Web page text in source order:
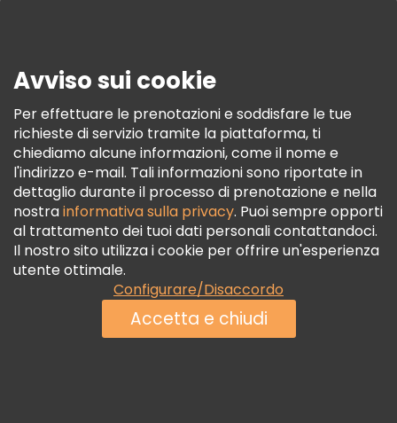
Termini E Condizioni
Informativa Sui Cookie
Freetour Premi
Programma Di Fidelizzazione
Avviso sui cookie
Per effettuare le prenotazioni e soddisfare le tue
richieste di servizio tramite la piattaforma, ti
chiediamo alcune informazioni, come il nome e
l'indirizzo e-mail. Tali informazioni sono riportate in
dettaglio durante il processo di prenotazione e nella
nostrainformativa sulla privacy. Puoi sempre opporti
al trattamento dei tuoi dati personali contattandoci.
Il nostro sito utilizza i cookie per offrire un'esperienza
utente ottimale.
Configurare/Disaccordo
Accetta e chiudi